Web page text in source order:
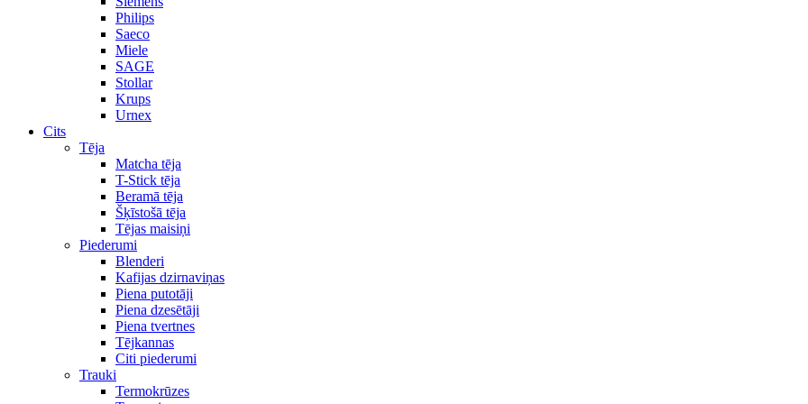
Philips
Saeco
Miele
SAGE
Stollar
Krups
Urnex
Cits
Tēja
Matcha tēja
T-Stick tēja
Beramā tēja
Šķīstošā tēja
Tējas maisiņi
Piederumi
Blenderi
Kafijas dzirnaviņas
Piena putotāji
Piena dzesētāji
Piena tvertnes
Tējkannas
Citi piederumi
Trauki
Termokrūzes